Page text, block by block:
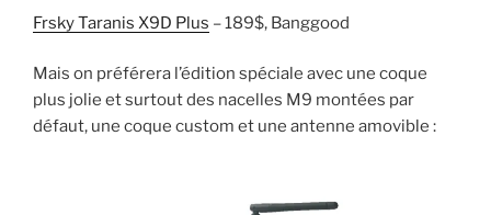
Frsky Taranis X9D Plus – 189$, Banggood
Mais on préférera l’édition spéciale avec une coque
plus jolie et surtout des nacelles M9 montées par
défaut, une coque custom et une antenne amovible :